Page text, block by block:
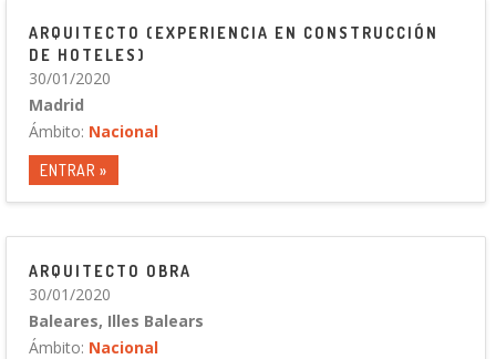
ARQUITECTO (EXPERIENCIA EN CONSTRUCCIÓN
DE HOTELES)
30/01/2020
Madrid
Ámbito: Nacional
ENTRAR »
ARQUITECTO OBRA
30/01/2020
Baleares, Illes Balears
Ámbito: Nacional